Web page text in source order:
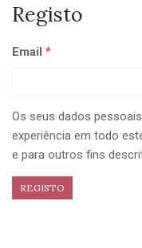
Registo
Email *
Os seus dados
experiência em todo
e para outros fins